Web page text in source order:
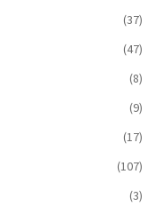
(37)
(47)
(8)
(9)
(17)
(107)
(3)